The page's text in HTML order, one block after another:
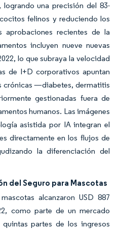
una precisión del 83-
felinos y reduciendo los
recientes de la
incluyen nueve nuevas
lo que subraya la velocidad
de I+D corporativos apuntan
crónicas —diabetes, dermatitis
gestionadas fuera de
humanos. Las imágenes
asistida por IA integran el
directamente en los flujos de
la diferenciación del
del Seguro para Mascotas
alcanzaron USD 887
como parte de un mercado
partes de los ingresos